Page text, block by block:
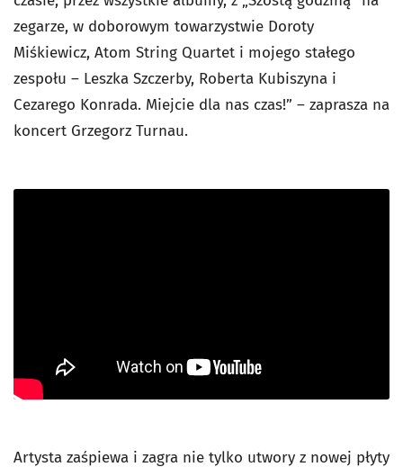
zegarze, w doborowym towarzystwie Doroty
Miśkiewicz, Atom String Quartet i mojego stałego
zespołu – Leszka Szczerby, Roberta Kubiszyna i
Cezarego Konrada. Miejcie dla nas czas!” – zaprasza na
koncert Grzegorz Turnau.
Artysta zaśpiewa i zagra nie tylko utwory z nowej płyty